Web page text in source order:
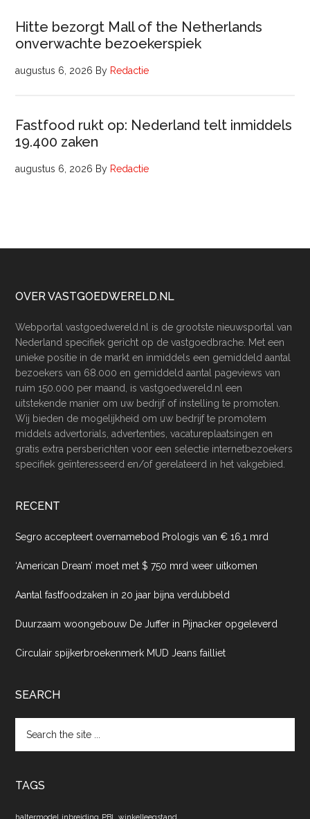
Hitte bezorgt Mall of the Netherlands
onverwachte bezoekerspiek
augustus 6, 2026 By Redactie
Fastfood rukt op: Nederland telt inmiddels
19.400 zaken
augustus 6, 2026 By Redactie
Footer
OVER VASTGOEDWERELD.NL
Webportal vastgoedwereld.nl is de grootste nieuwsportal van
Nederland specifiek gericht op de vastgoedbrache. Met een
unieke positie in de markt en inmiddels een gemiddeld aantal
bezoekers van 68.000 en gemiddeld aantal pageviews van
ruim 150.000 per maand, is vastgoedwereld.nl een
uitstekende manier om uw bedrijf of instelling te promoten.
Wij bieden de mogelijkheid om uw bedrijf te promotem
middels advertorials, advertenties, vacatureplaatsingen en
gratis extra persberichten voor een selectie internetbezoekers
specifiek geïnteresseerd en/of gerelateerd in het vakgebied.
RECENT
Segro accepteert overnamebod Prologis van € 16,1 mrd
‘American Dream’ moet met $ 750 mrd weer uitkomen
Aantal fastfoodzaken in 20 jaar bijna verdubbeld
Duurzaam woongebouw De Juffer in Pijnacker opgeleverd
Circulair spijkerbroekenmerk MUD Jeans failliet
SEARCH
the
TAGS
haltermodel inbreiding PBL winkelleegstand